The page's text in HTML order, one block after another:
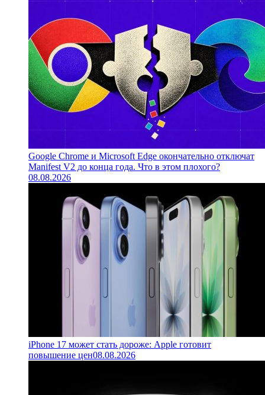
Google Chrome и Microsoft Edge окончательно отключат
Manifest V2 до конца года. Что в этом плохого?
08.08.2026
iPhone 17 может стать дороже: Apple готовит
повышение цен08.08.2026